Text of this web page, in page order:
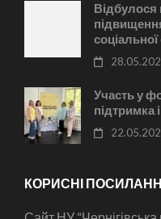
Відбулося
Участь у
підтримка
КОРИСНІ